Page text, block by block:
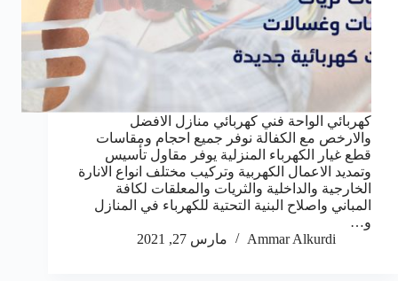
كهربائي الواحة فني كهربائي منازل الافضل
والارخص مع الكفالة نوفر جميع احجام ومقاسات
قطع غيار الكهرباء المنزلية يوفر مقاول تأسيس
وتمديد الاعمال الكهربية وتركيب مختلف انواع الانارة
الخارجية والداخلية والثريات والمعلقات لكافة
المباني واصلاح البنية التحتية للكهرباء في المنازل
و…
Ammar Alkurdi
مارس 27, 2021